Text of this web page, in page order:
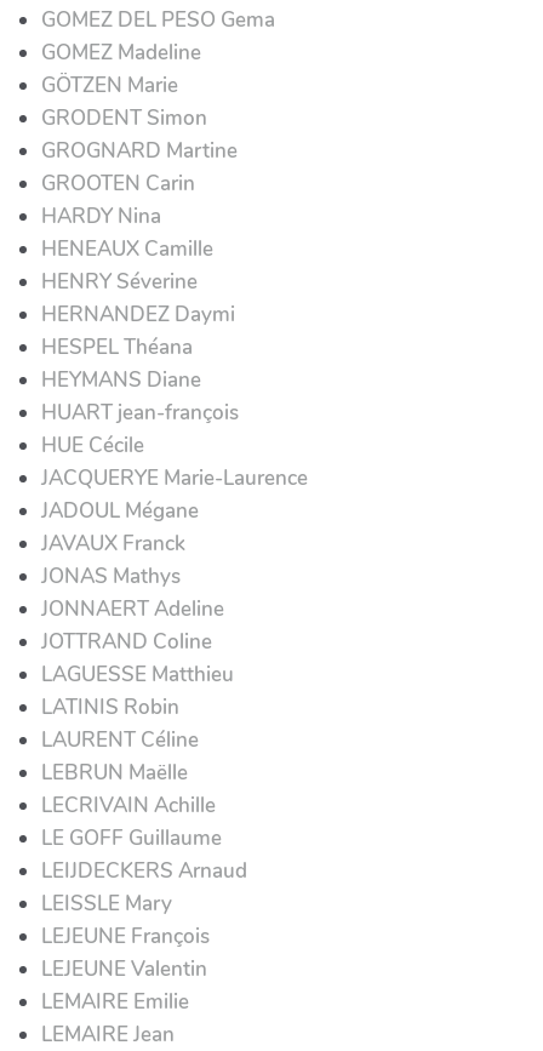
GOMEZ DEL PESO Gema
GOMEZ Madeline
GÖTZEN Marie
GRODENT Simon
GROGNARD Martine
GROOTEN Carin
HARDY Nina
HENEAUX Camille
HENRY Séverine
HERNANDEZ Daymi
HESPEL Théana
HEYMANS Diane
HUART jean-françois
HUE Cécile
JACQUERYE Marie-Laurence
JADOUL Mégane
JAVAUX Franck
JONAS Mathys
JONNAERT Adeline
JOTTRAND Coline
LAGUESSE Matthieu
LATINIS Robin
LAURENT Céline
LEBRUN Maëlle
LECRIVAIN Achille
LE GOFF Guillaume
LEIJDECKERS Arnaud
LEISSLE Mary
LEJEUNE François
LEJEUNE Valentin
LEMAIRE Emilie
LEMAIRE Jean